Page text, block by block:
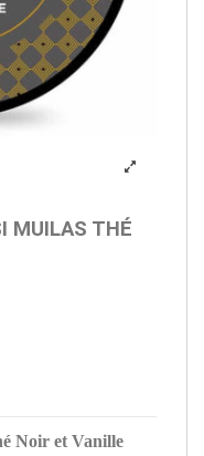
MUILAS THÉ
Noir et Vanille